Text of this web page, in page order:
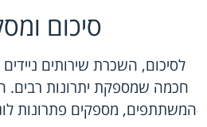
סיכום
לסיכום, השכרת שירותים
חכמה שמספקת יתרונות רבים.
המשתתפים, מספקים פתרונות